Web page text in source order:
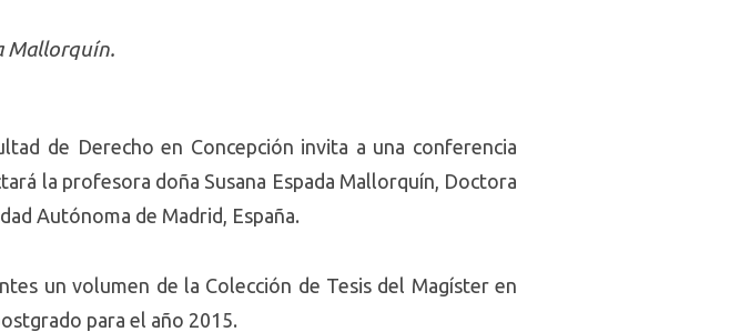
Mallorquín.
de Derecho en Concepción invita a una conferencia
la profesora doña Susana Espada Mallorquín, Doctora
Autónoma de Madrid, España.
un volumen de la Colección de Tesis del Magíster en
para el año 2015.